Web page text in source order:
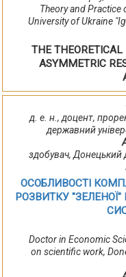
Theory and Practice
University of Ukraine
THE THEORETICAL
ASYMMETRIC
д. е. н., доцент,
державний
здобувач, Донецький
ОСОБЛИВОСТІ
РОЗВИТКУ
Doctor in Economic
on scientific work,